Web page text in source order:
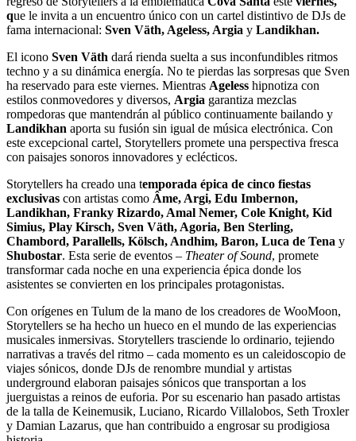
que le invita a un encuentro único con un cartel distintivo de DJs de
fama internacional: Sven Väth, Ageless, Argia y Landikhan.
El icono Sven Väth dará rienda suelta a sus inconfundibles ritmos
techno y a su dinámica energía. No te pierdas las sorpresas que Sven
ha reservado para este viernes. Mientras Ageless hipnotiza con
estilos conmovedores y diversos, Argia garantiza mezclas
rompedoras que mantendrán al público continuamente bailando y
Landikhan aporta su fusión sin igual de música electrónica. Con
este excepcional cartel, Storytellers promete una perspectiva fresca
con paisajes sonoros innovadores y eclécticos.
Storytellers ha creado una temporada épica de cinco fiestas
exclusivas con artistas como Âme, Argi, Edu Imbernon,
Landikhan, Franky Rizardo, Amal Nemer, Cole Knight, Kid
Simius, Play Kirsch, Sven Väth, Agoria, Ben Sterling,
Chambord, Parallells, Kölsch, Andhim, Baron, Luca de Tena y
Shubostar. Esta serie de eventos – Theater of Sound, promete
transformar cada noche en una experiencia épica donde los
asistentes se convierten en los principales protagonistas.
Con orígenes en Tulum de la mano de los creadores de WooMoon,
Storytellers se ha hecho un hueco en el mundo de las experiencias
musicales inmersivas. Storytellers trasciende lo ordinario, tejiendo
narrativas a través del ritmo – cada momento es un caleidoscopio de
viajes sónicos, donde DJs de renombre mundial y artistas
underground elaboran paisajes sónicos que transportan a los
juerguistas a reinos de euforia. Por su escenario han pasado artistas
de la talla de Keinemusik, Luciano, Ricardo Villalobos, Seth Troxler
y Damian Lazarus, que han contribuido a engrosar su prodigiosa